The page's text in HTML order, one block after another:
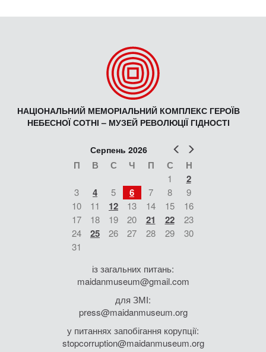
НАЦІОНАЛЬНИЙ МЕМОРІАЛЬНИЙ КОМПЛЕКС ГЕРОЇВ
НЕБЕСНОЇ СОТНІ – МУЗЕЙ РЕВОЛЮЦІЇ ГІДНОСТІ
Попер
Серпень 2026
П В С Ч П С Н
1 2
3 4 5 6 7 8
9
10
11 12 13 14 15
16
17
18 19 20 21 22
23
24
25 26 27 28 29
30
31
із загальних питань:
maidanmuseum@gmail.com
для ЗМІ:
press@maidanmuseum.org
у питаннях запобігання корупції:
stopcorruption@maidanmuseum.org